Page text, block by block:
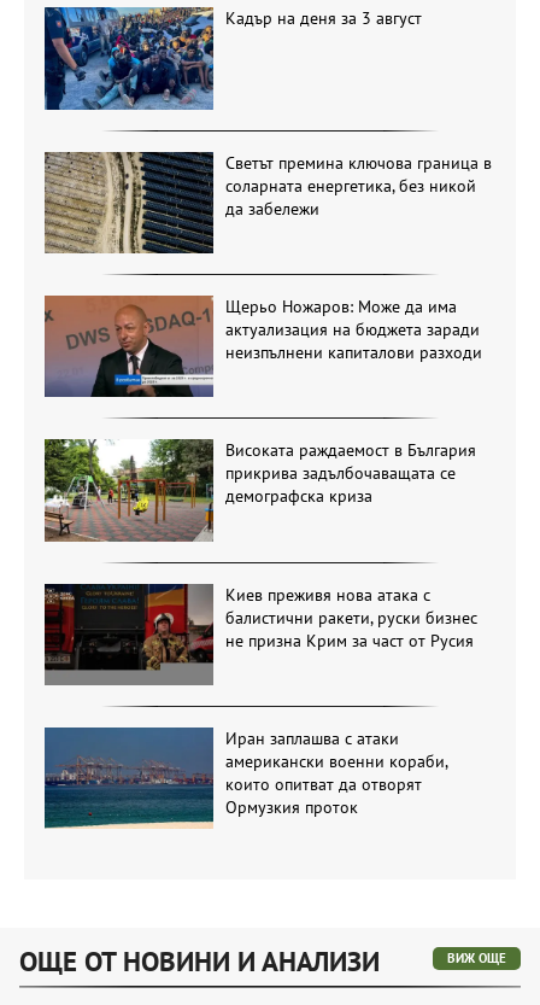
Кадър на деня за 3 август
Светът премина ключова граница в
соларната енергетика, без никой
да забележи
Щерьо Ножаров: Може да има
актуализация на бюджета заради
неизпълнени капиталови разходи
Високата раждаемост в България
прикрива задълбочаващата се
демографска криза
Киев преживя нова атака с
балистични ракети, руски бизнес
не призна Крим за част от Русия
Иран заплашва с атаки
американски военни кораби,
които опитват да отворят
Ормузкия проток
ОЩЕ ОТ НОВИНИ И АНАЛИЗИ ВИЖ ОЩЕ